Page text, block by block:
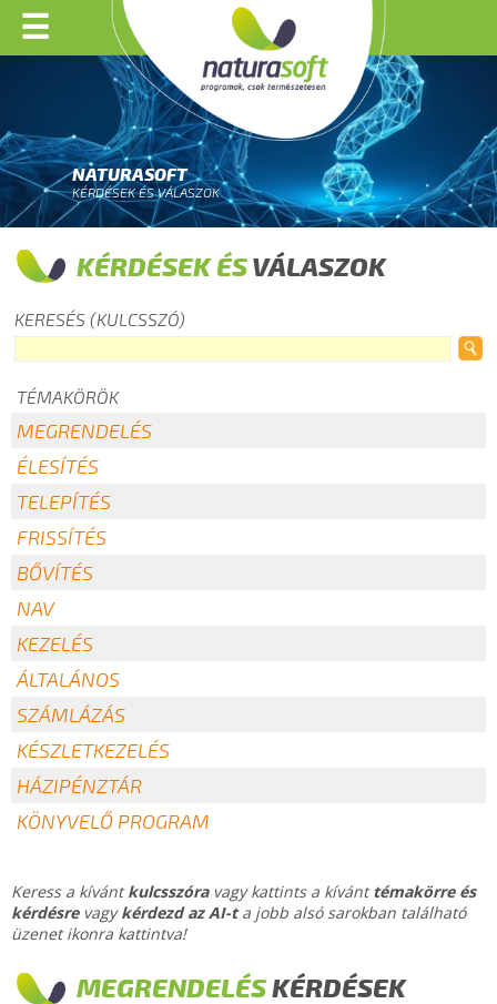
☰
NATURASOFT
KÉRDÉSEK ÉS VÁLASZOK
KÉRDÉSEK ÉSVÁLASZOK
KERESÉS (KULCSSZÓ)
TÉMAKÖRÖK
MEGRENDELÉS
ÉLESÍTÉS
TELEPÍTÉS
FRISSÍTÉS
BŐVÍTÉS
NAV
KEZELÉS
ÁLTALÁNOS
SZÁMLÁZÁS
KÉSZLETKEZELÉS
HÁZIPÉNZTÁR
KÖNYVELŐ PROGRAM
Keress a kívántkulcsszóravagy kattints a kívánttémakörre és
kérdésrevagykérdezd az AI-ta jobb alsó sarokban található
üzenet ikonra kattintva!
MEGRENDELÉSKÉRDÉSEK